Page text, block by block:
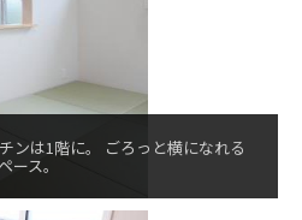
ンは1階に。 ごろっと横になれる
ス。